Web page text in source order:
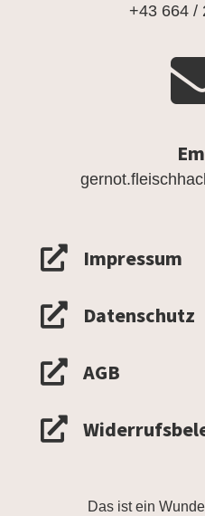
+43 664 /
 Impressum
 Datenschutz
 AGB

Das ist ein